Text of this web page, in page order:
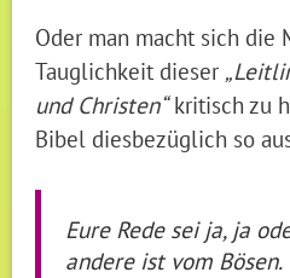
Oder man macht sich die
Tauglichkeit dieser
und Christen“kritisch zu
Bibel diesbezüglich so
Eure Rede sei ja, ja
andere ist vom Bösen.